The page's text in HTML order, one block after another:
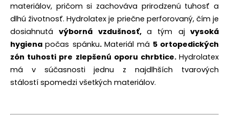
materiálov, pričom si zachováva prirodzenú tuhosť a
dlhú životnosť. Hydrolatex je priečne perforovaný, čím je
dosiahnutávýborná vzdušnosť,a tým ajvysoká
hygienapočas spánku.Materiál má 5 ortopedických
zón tuhosti pre zlepšenú oporu chrbtice. Hydrolatex
má v súčasnosti jednu z najdlhších tvarových
stálostí spomedzi všetkých materiálov.